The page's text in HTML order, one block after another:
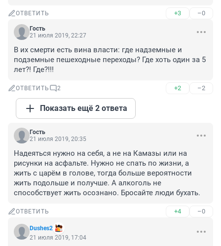
ОТВЕТИТЬ +3 –0
Гость
21 июля 2019, 22:27
В их смерти есть вина власти: где надземные и
подземные пешеходные переходы? Где хоть один за 5
лет?! Где?!!!
ОТВЕТИТЬ 2 +2 –2
Показать ещё 2 ответа
Гость
21 июля 2019, 20:35
Надеяться нужно на себя, а не на Камазы или на
рисунки на асфальте. Нужно не спать по жизни, а
жить с царём в голове, тогда больше вероятности
жить подольше и получше. А алкоголь не
способствует жить осознано. Бросайте люди бухать.
ОТВЕТИТЬ +4 –0
Dushes2
21 июля 2019, 17:04